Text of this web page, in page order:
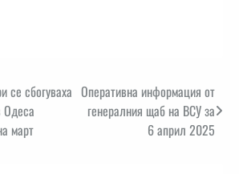
се сбогуваха
Одеса
март
Оперативна информация от
генералния щаб на ВСУ за
6 април 2025